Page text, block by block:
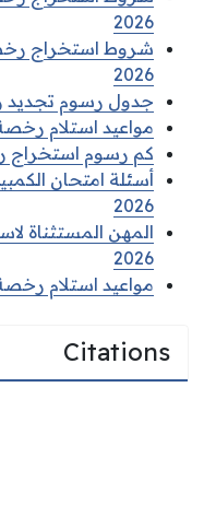
2026
شروط استخراج
2026
جدول رسوم تجديد
مواعيد استلام رخصة
كم رسوم استخراج
أسئلة امتحان
2026
المهن المستثناة
2026
مواعيد استلام رخصة
Citations